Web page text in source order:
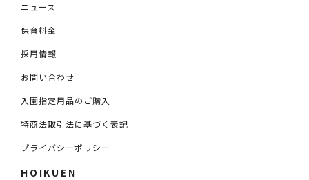
ニュース
保育料金
採用情報
お問い合わせ
入園指定用品のご購入
特商法取引法に基づく表記
プライバシーポリシー
HOIKUEN